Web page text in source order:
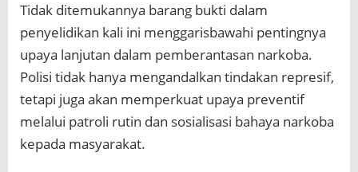
Tidak ditemukannya barang bukti dalam
penyelidikan kali ini menggarisbawahi pentingnya
upaya lanjutan dalam pemberantasan narkoba.
Polisi tidak hanya mengandalkan tindakan represif,
tetapi juga akan memperkuat upaya preventif
melalui patroli rutin dan sosialisasi bahaya narkoba
kepada masyarakat.